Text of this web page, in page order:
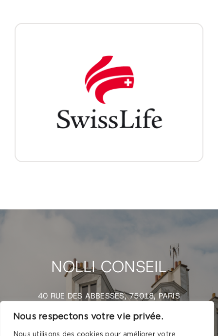
Nous respectons votre vie privée.
Nous utilisons des cookies pour améliorer votre
NOLLI CONSEIL
40 RUE DES ABBESSES, 75018, PARIS
CONTACT@NOLLI-CONSEIL.NET